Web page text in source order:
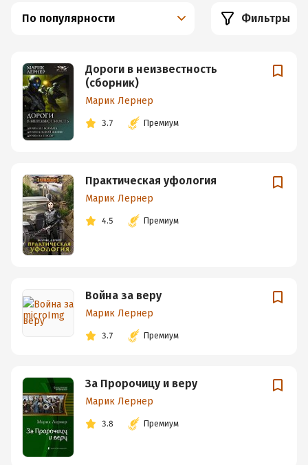
По популярности Фильтры
Дороги в неизвестность
(сборник)
Марик Лернер
3.7 Премиум
Практическая уфология
Марик Лернер
4.5 Премиум
Война за веру
Марик Лернер
3.7 Премиум
За Пророчицу и веру
Марик Лернер
3.8 Премиум